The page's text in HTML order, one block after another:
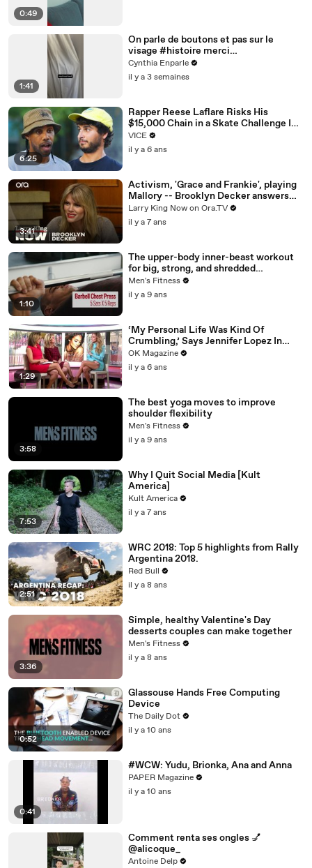
0:49
1:41
On parle de boutons et pas sur le
visage #histoire merci
@studio_paillette prêt*
Cynthia Enparle
il y a 3 semaines
6:25
Rapper Reese Laflare Risks His
$15,000 Chain in a Skate Challenge I
The Skate Show
VICE
il y a 6 ans
3:41
Activism, 'Grace and Frankie', playing
Mallory -- Brooklyn Decker answers
your social media questions
Larry King Now on Ora.TV
il y a 7 ans
1:10
The upper-body inner-beast workout
for big, strong, and shredded
shoulders, pecs, and triceps
Men's Fitness
il y a 9 ans
1:29
‘My Personal Life Was Kind Of
Crumbling,’ Says Jennifer Lopez In
REELZ Doc Detailing Her Scariest
Moment
OK Magazine
il y a 6 ans
3:58
The best yoga moves to improve
shoulder flexibility
Men's Fitness
il y a 9 ans
7:53
Why I Quit Social Media [Kult
America]
Kult America
il y a 7 ans
2:51
WRC 2018: Top 5 highlights from Rally
Argentina 2018.
Red Bull
il y a 8 ans
3:36
Simple, healthy Valentine's Day
desserts couples can make together
Men's Fitness
il y a 8 ans
0:52
Glassouse Hands Free Computing
Device
The Daily Dot
il y a 10 ans
0:41
#WCW: Yudu, Brionka, Ana and Anna
PAPER Magazine
il y a 10 ans
Comment renta ses ongles 💅
@alicoque_
Antoine Delp